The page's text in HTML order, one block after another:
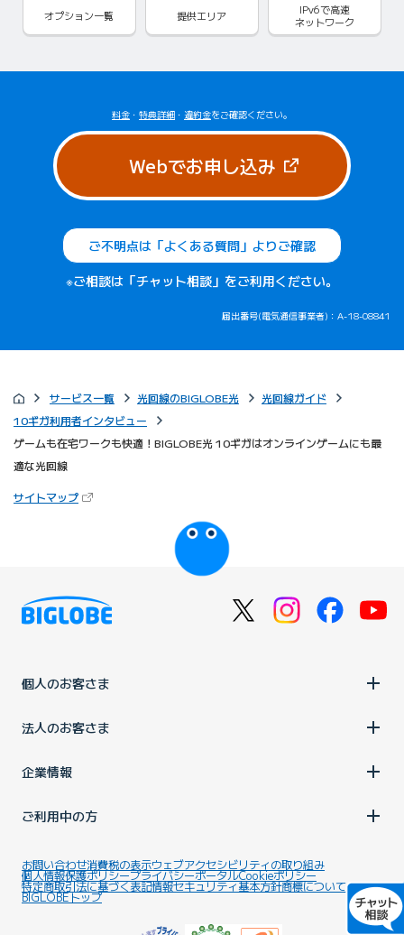
オプション一覧 提供エリア IPv6で高速
ネットワーク
料金 ・ 特典詳細 ・ 違約金をご確認ください。
Webでお申し込み（新しいタブ
ご不明点は「よくある質問」よりご確認
※ご相談は「チャット相談」をご利用ください。
届出番号(電気通信事業者)：A-18-08841
サービス一覧 光回線のBIGLOBE光
光回線ガイド
10ギガ利用者インタビュー
ゲームも在宅ワークも快適！BIGLOBE光 10ギガはオンラインゲームにも最
適な光回線
サイトマップ（新しいタブで開きます）
びっぷるのページ
個人のお客さま
法人のお客さま
企業情報
ご利用中の方
お問い合わせ消費税の表示ウェブアクセシビリティの取り組み
個人情報保護ポリシープライバシーポータルCookieポリシー
特定商取引法に基づく表記情報セキュリティ基本方針商標について
BIGLOBEトップ